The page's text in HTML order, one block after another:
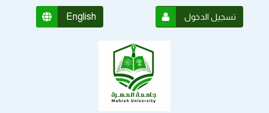
English تسجيل الدخول